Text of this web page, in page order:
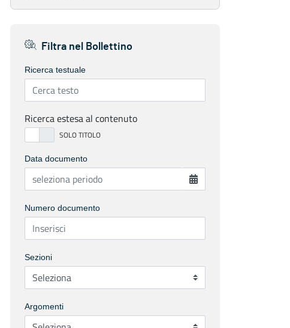
Filtra nel Bollettino
Ricerca testuale
Ricerca estesa al contenuto
Data documento
Numero documento
Sezioni
Argomenti